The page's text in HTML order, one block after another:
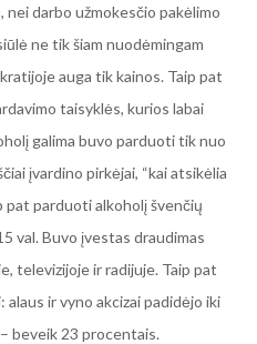
nei darbo užmokesčio pakėlimo
ne tik šiam nuodėmingam
auga tik kainos. Taip pat
taisyklės, kurios labai
galima buvo parduoti tik nuo
įvardino pirkėjai, “kai atsikėlia
pat parduoti alkoholį švenčių
val. Buvo įvestas draudimas
televizijoje ir radijuje. Taip pat
ir vyno akcizai padidėjo iki
beveik 23 procentais.